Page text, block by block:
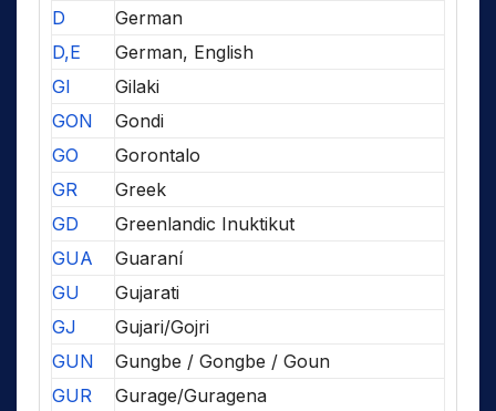
D
German
D,E
German, English
GI
Gilaki
GON
Gondi
GO
Gorontalo
GR
Greek
GD
Greenlandic Inuktikut
GUA
Guaraní
GU
Gujarati
GJ
Gujari/Gojri
GUN
Gungbe / Gongbe / Goun
GUR
Gurage/Guragena